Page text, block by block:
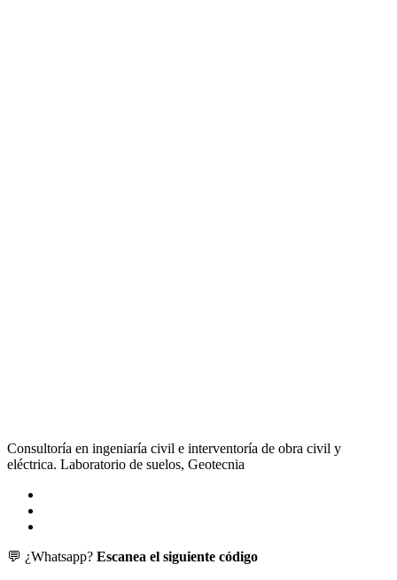
Consultoría en ingeniaría civil e interventoría de obra civil y
eléctrica. Laboratorio de suelos, Geotecnia
💬 ¿Whatsapp? Escanea el siguiente código